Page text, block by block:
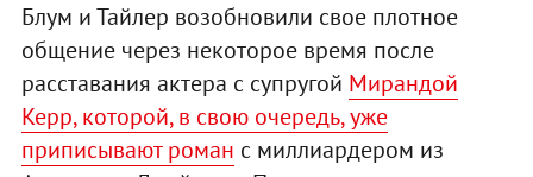
Блум и Тайлер возобновили свое плотное
общение через некоторое время после
расставания актера с супругой Мирандой
Керр, которой, в свою очередь, уже
приписывают роман с миллиардером из